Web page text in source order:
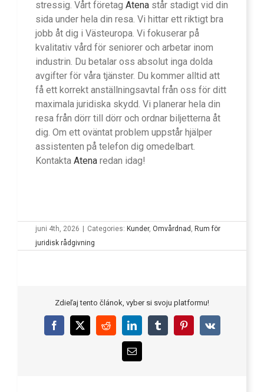
stressig. Vårt företag Atena står stadigt vid din
sida under hela din resa. Vi hittar ett riktigt bra
jobb åt dig i Västeuropa. Vi fokuserar på
kvalitativ vård för seniorer och arbetar inom
industrin. Du betalar oss absolut inga dolda
avgifter för våra tjänster. Du kommer alltid att
få ett korrekt anställningsavtal från oss för ditt
maximala juridiska skydd. Vi planerar hela din
resa från dörr till dörr och ordnar biljetterna åt
dig. Om ett oväntat problem uppstår hjälper
assistenten på telefon dig omedelbart.
Kontakta Atena redan idag!
juni 4th, 2026 Categories: Kunder, Omvårdnad , Rum för
juridisk rådgivning
Zdieľaj tento článok, vyber si svoju platformu!
Facebook
X RedditLinkedInTumblrPinterest
Vk
Email